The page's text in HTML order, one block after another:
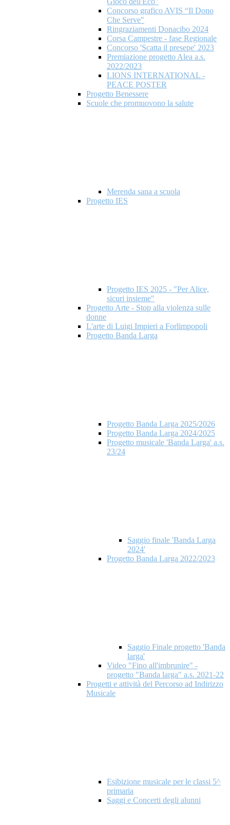
Concorso grafico AVIS “Il Dono
Che Serve"
Ringraziamenti Donacibo 2024
Corsa Campestre - fase Regionale
Concorso 'Scatta il presepe' 2023
Premiazione progetto Alea a.s.
2022/2023
LIONS INTERNATIONAL -
PEACE POSTER
Progetto Benessere
Scuole che promuovono la salute
Merenda sana a scuola
Progetto IES
Progetto IES 2025 - "Per Alice,
sicuri insieme"
Progetto Arte - Stop alla violenza sulle
donne
L'arte di Luigi Impieri a Forlimpopoli
Progetto Banda Larga
Progetto Banda Larga 2025/2026
Progetto Banda Larga 2024/2025
Progetto musicale 'Banda Larga' a.s.
23/24
Saggio finale 'Banda Larga
2024'
Progetto Banda Larga 2022/2023
Saggio Finale progetto 'Banda
larga'
Video "Fino all'imbrunire" -
progetto "Banda larga" a.s. 2021-22
Progetti e attività del Percorso ad Indirizzo
Musicale
Esibizione musicale per le classi 5^
primaria
Saggi e Concerti degli alunni